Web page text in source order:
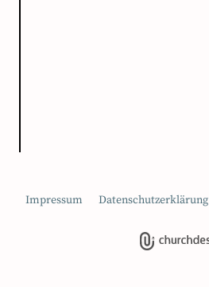
Impressum Datenschutzerklärung